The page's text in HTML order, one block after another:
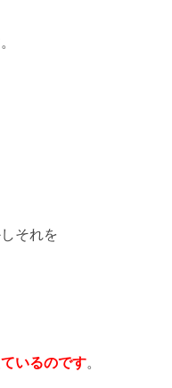
それを
いるのです。